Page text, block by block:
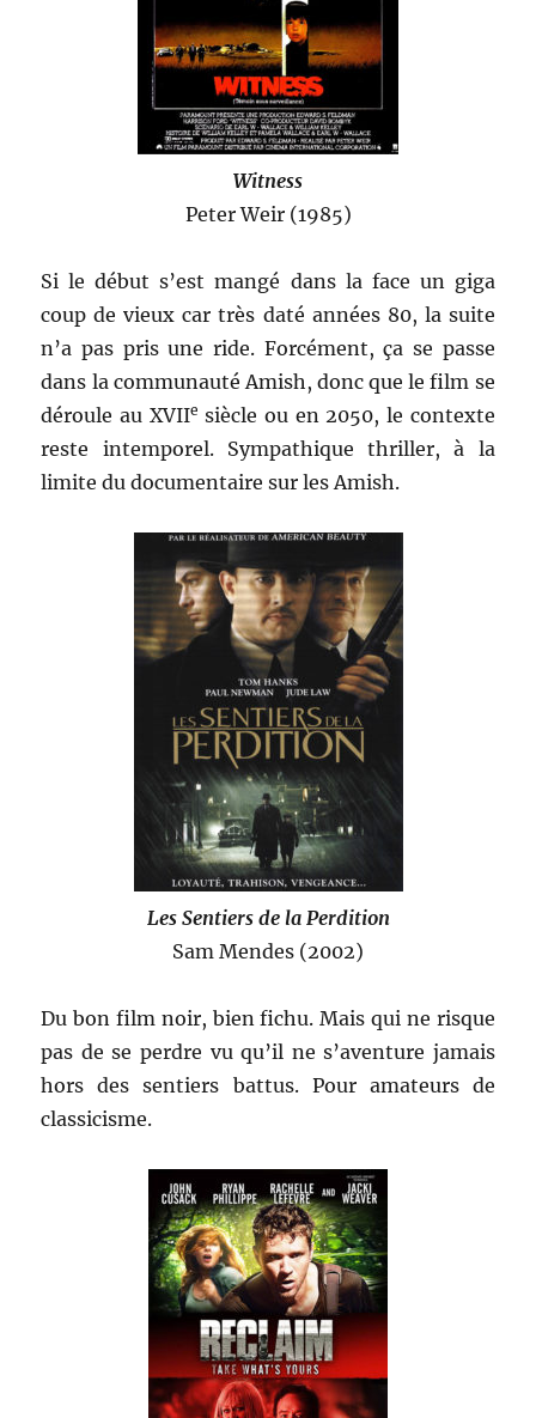
Witness
Peter Weir (1985)
Si le début s’est mangé dans la face un giga
coup de vieux car très daté années 80, la suite
n’a pas pris une ride. Forcément, ça se passe
dans la communauté Amish, donc que le film se
déroule au XVIIe siècle ou en 2050, le contexte
reste intemporel. Sympathique thriller, à la
limite du documentaire sur les Amish.
Les Sentiers de la Perdition
Sam Mendes (2002)
Du bon film noir, bien fichu. Mais qui ne risque
pas de se perdre vu qu’il ne s’aventure jamais
hors des sentiers battus. Pour amateurs de
classicisme.